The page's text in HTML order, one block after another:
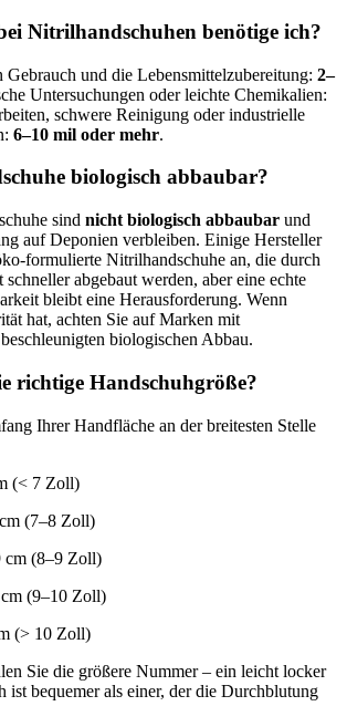
Nitrilhandschuhen benötige ich?
Gebrauch und die Lebensmittelzubereitung: 2–
Untersuchungen oder leichte Chemikalien:
schwere Reinigung oder industrielle
6–10 mil oder mehr.
biologisch abbaubar?
sind nicht biologisch abbaubar und
auf Deponien verbleiben. Einige Hersteller
formulierte Nitrilhandschuhe an, die durch
abgebaut werden, aber eine echte
bleibt eine Herausforderung. Wenn
hat, achten Sie auf Marken mit
biologischen Abbau.
richtige Handschuhgröße?
Ihrer Handfläche an der breitesten Stelle
(< 7 Zoll)
(7–8 Zoll)
cm (8–9 Zoll)
(9–10 Zoll)
(> 10 Zoll)
Sie die größere Nummer – ein leicht locker
ist bequemer als einer, der die Durchblutung